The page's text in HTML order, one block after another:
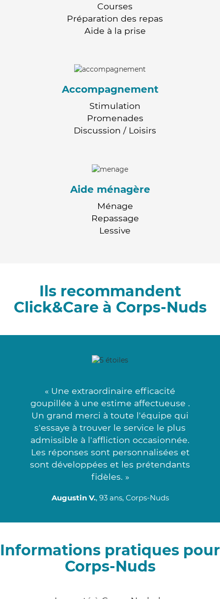
Courses
Préparation des repas
Aide à la prise
Accompagnement
Stimulation
Promenades
Discussion / Loisirs
Aide ménagère
Ménage
Repassage
Lessive
Ils recommandent
Click&Care à Corps-Nuds
« Une extraordinaire efficacité
goupillée à une estime affectueuse .
Un grand merci à toute l'équipe qui
s'essaye à trouver le service le plus
admissible à l'affliction occasionnée.
Les réponses sont personnalisées et
sont développées et les prétendants
fidèles. »
Augustin V., 93 ans, Corps-Nuds
Informations pratiques pour
Corps-Nuds